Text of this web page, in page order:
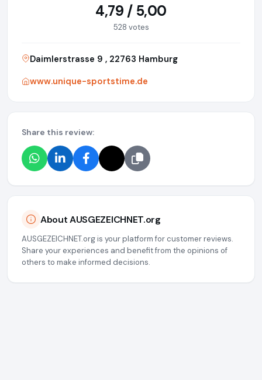
4,79 / 5,00
528 votes
Daimlerstrasse 9 , 22763 Hamburg
www.unique-sportstime.de
Share this review:
About AUSGEZEICHNET.org
AUSGEZEICHNET.org is your platform for customer reviews.
Share your experiences and benefit from the opinions of
others to make informed decisions.